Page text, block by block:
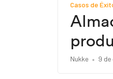
Casos de
Nukke 9 de